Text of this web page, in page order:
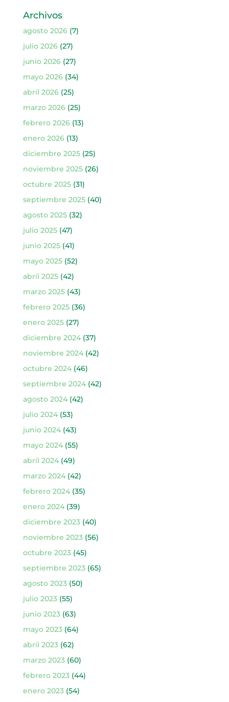
Archivos
agosto 2026(7)
julio 2026(27)
junio 2026(27)
mayo 2026(34)
abril 2026(25)
marzo 2026(25)
febrero 2026(13)
enero 2026(13)
diciembre 2025(25)
noviembre 2025(26)
octubre 2025(31)
septiembre 2025(40)
agosto 2025(32)
julio 2025(47)
junio 2025(41)
mayo 2025(52)
abril 2025(42)
marzo 2025(43)
febrero 2025(36)
enero 2025(27)
diciembre 2024(37)
noviembre 2024(42)
octubre 2024(46)
septiembre 2024(42)
agosto 2024(42)
julio 2024(53)
junio 2024(43)
mayo 2024(55)
abril 2024(49)
marzo 2024(42)
febrero 2024(35)
enero 2024(39)
diciembre 2023(40)
noviembre 2023(56)
octubre 2023(45)
septiembre 2023(65)
agosto 2023(50)
julio 2023(55)
junio 2023(63)
mayo 2023(64)
abril 2023(62)
marzo 2023(60)
febrero 2023(44)
enero 2023(54)